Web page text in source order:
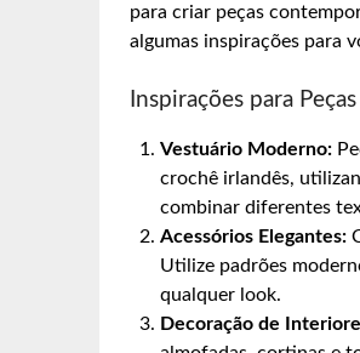
para criar peças
algumas inspirações para
Inspirações para
Vestuário Moderno:
crochê irlandês,
combinar diferentes
Acessórios Elegantes:
Utilize padrões
qualquer look.
Decoração de